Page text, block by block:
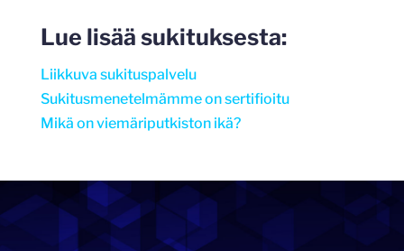
Lue lisää sukituksesta:
Liikkuva sukituspalvelu
Sukitusmenetelmämme on sertifioitu
Mikä on viemäriputkiston ikä?